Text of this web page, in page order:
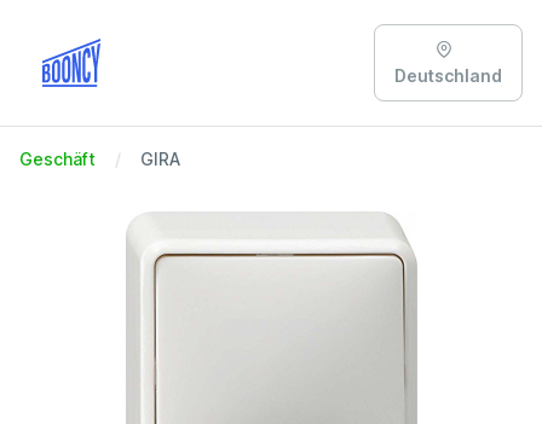
Deutschland
Geschäft GIRA